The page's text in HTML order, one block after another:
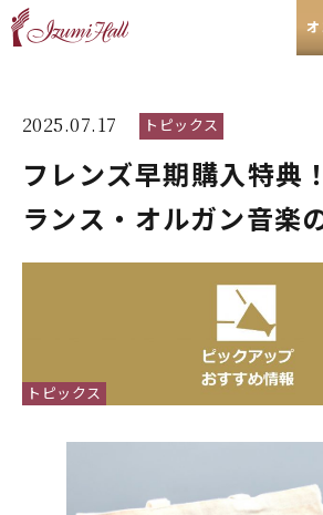
2025.07.17 トピックス
フレンズ早期購入特典
ランス・オルガン音楽
トピックス